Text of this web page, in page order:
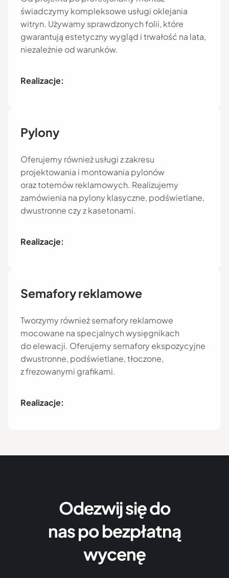
świadczymy kompleksowe usługi oklejania
witryn. Używamy sprawdzonych folii, które
gwarantują estetyczny wygląd i trwałość na lata,
niezależnie od warunków.
Realizacje:
Pylony
Oferujemy również usługi z zakresu
projektowania i montowania pylonów
oraz totemów reklamowych. Realizujemy
zamówienia na pylony klasyczne, podświetlane,
dwustronne czy z kasetonami.
Realizacje:
Semafory reklamowe
Tworzymy również semafory reklamowe
mocowane na specjalnych wysięgnikach
do elewacji. Oferujemy semafory ekspozycyjne
dwustronne, podświetlane, tłoczone,
z frezowanymi grafikami.
Realizacje:
Odezwij się do
nas po bezpłatną
wycenę